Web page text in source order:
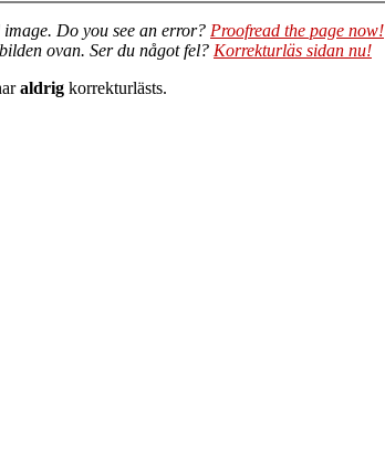
Do you see an error? Proofread the page now!
ovan. Ser du något fel? Korrekturläs sidan nu!
aldrig korrekturlästs.